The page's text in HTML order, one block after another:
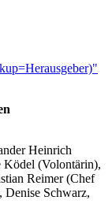
Heinrich
Ködel (Volontärin),
Reimer (Chef
Denise Schwarz,